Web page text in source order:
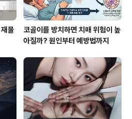
물
코골이를 방치하면 치매 위험이 높
아질까? 원인부터 예방법까지